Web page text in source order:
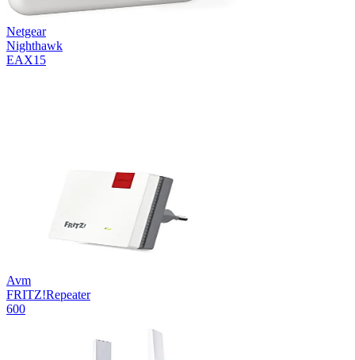
Netgear
Nighthawk
EAX15
Avm
FRITZ!Repeater
600